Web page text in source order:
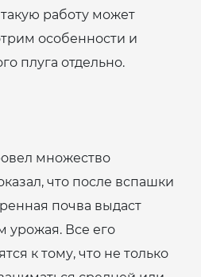
работу может
особенности и
плуга отдельно.
множество
что после вспашки
почва выдаст
урожая. Все его
к тому, что не только